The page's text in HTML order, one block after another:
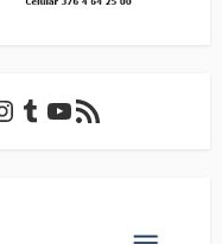
Tumblr
YouTube
Feed RSS